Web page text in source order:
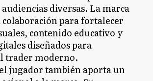
diversas. La marca
para fortalecer
contenido educativo y
diseñados para
trader moderno.
jugador también aporta un